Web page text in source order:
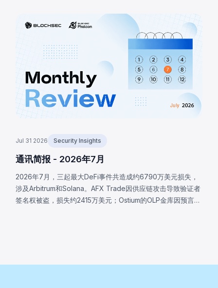
辑漏洞损失约57.8万美元，攻击者触发特权函数`recycle()`，
从PancakeSwap V2池提取LULA并重置储备，耗尽流动性。
Jul 31 2026 Security Insights
通讯简报 - 2026年7月
2026年7月，三起最大DeFi事件共造成约6790万美元损失，
涉及Arbitrum和Solana。AFX Trade因供应链攻击导致验证者
签名权被盗，损失约2415万美元；Ostium的OLP金库因预言机